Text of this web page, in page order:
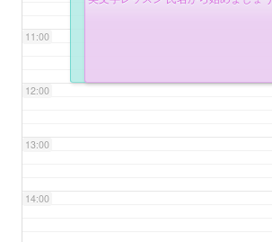
11:00
12:00
13:00
14:00